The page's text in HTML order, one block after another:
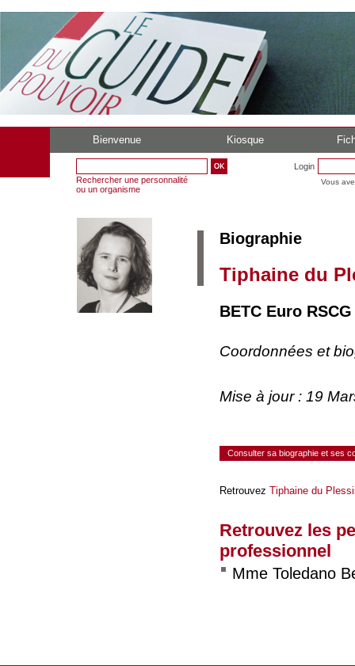
Bienvenue Kiosque
Rechercher une personnalité
ou un organisme
Login
Vous
Biographie
Tiphaine du
BETC Euro
Coordonnées et
Mise à jour : 19
Consulter sa biographie et ses
Retrouvez Tiphaine du
Retrouvez les
professionnel
Mme Toledano